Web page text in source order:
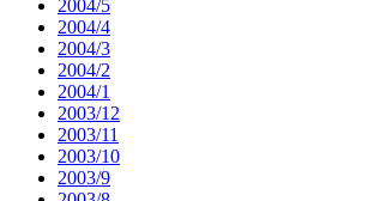
2004/5
2004/4
2004/3
2004/2
2004/1
2003/12
2003/11
2003/10
2003/9